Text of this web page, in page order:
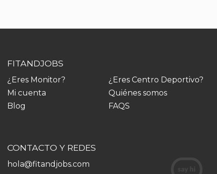
FITANDJOBS
¿Eres Monitor?
¿Eres Centro Deportivo?
Mi cuenta
Quiénes somos
Blog
FAQS
CONTACTO Y REDES
hola@fitandjobs.com